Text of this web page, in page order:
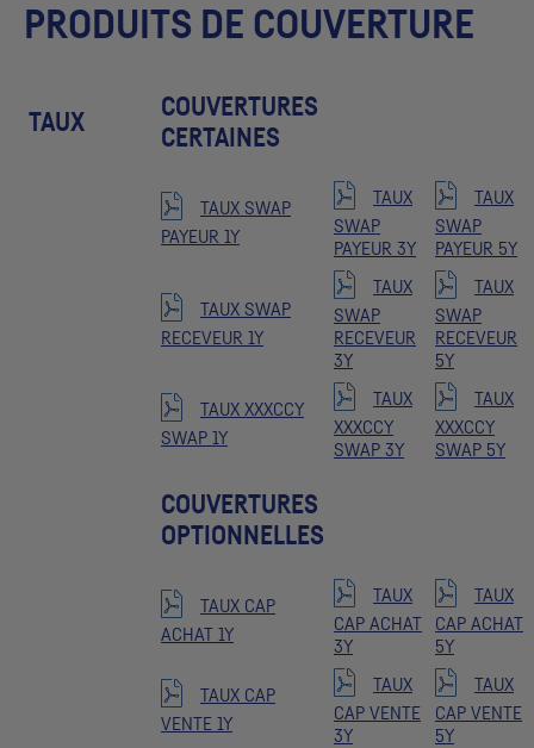
PRODUITS DE COUVERTURE
TAUX
COUVERTURES
CERTAINES
TAUX SWAP
PAYEUR 1Y
TAUX
SWAP
PAYEUR 3Y
TAUX
SWAP
PAYEUR 5Y
TAUX SWAP
RECEVEUR 1Y
TAUX
SWAP
RECEVEUR
3Y
TAUX
SWAP
RECEVEUR
5Y
TAUX XXXCCY
SWAP 1Y
TAUX
XXXCCY
SWAP 3Y
TAUX
XXXCCY
SWAP 5Y
COUVERTURES
OPTIONNELLES
TAUX CAP
ACHAT 1Y
TAUX
CAP ACHAT
3Y
TAUX
CAP ACHAT
5Y
TAUX CAP
VENTE 1Y
TAUX
CAP VENTE
3Y
TAUX
CAP VENTE
5Y